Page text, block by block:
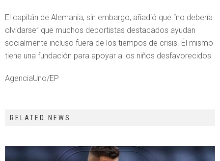
El capitán de Alemania, sin embargo, añadió que “no debería
olvidarse” que muchos deportistas destacados ayudan
socialmente incluso fuera de los tiempos de crisis. Él mismo
tiene una fundación para apoyar a los niños desfavorecidos.
AgenciaUno/EP
RELATED NEWS